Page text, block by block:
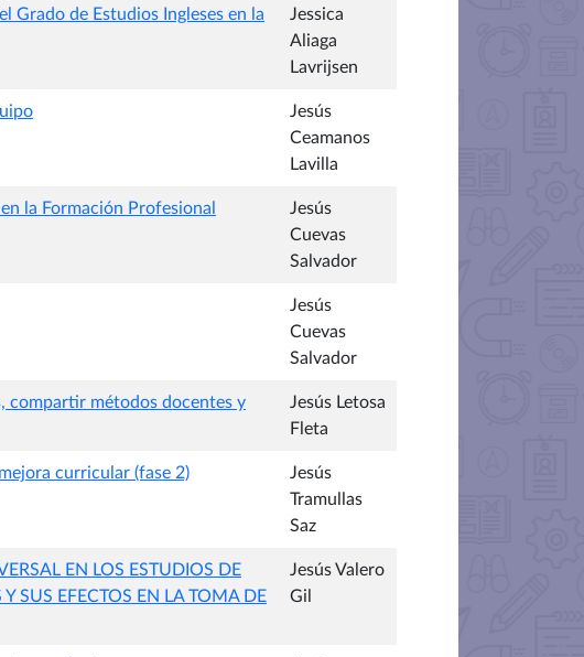
Grado de Estudios Ingleses en la
Jessica
Aliaga
Lavrijsen
Jesús
Ceamanos
Lavilla
la Formación Profesional
Jesús
Cuevas
Salvador
Jesús
Cuevas
Salvador
compartir métodos docentes y
Jesús Letosa
Fleta
curricular (fase 2)
Jesús
Tramullas
Saz
EN LOS ESTUDIOS DE
SUS EFECTOS EN LA TOMA DE
Jesús Valero
Gil